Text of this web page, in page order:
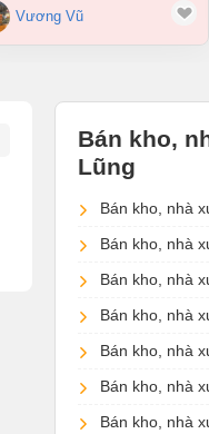
Vương Vũ
Bán kho,
Lũng
Bán kho, nhà
Bán kho, nhà
Bán kho, nhà
Bán kho, nhà
Bán kho, nhà
Bán kho, nhà
Bán kho, nhà